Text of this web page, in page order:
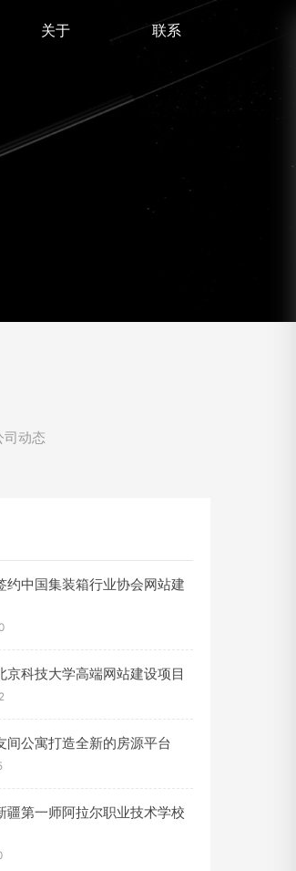
关于 联系
司动态
约中国集装箱行业协会网站建
京科技大学高端网站建设项目
间公寓打造全新的房源平台
疆第一师阿拉尔职业技术学校